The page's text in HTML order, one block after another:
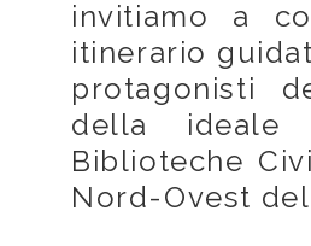
invitiamo a
itinerario
protagonisti
della
Biblioteche
Nord-Ovest